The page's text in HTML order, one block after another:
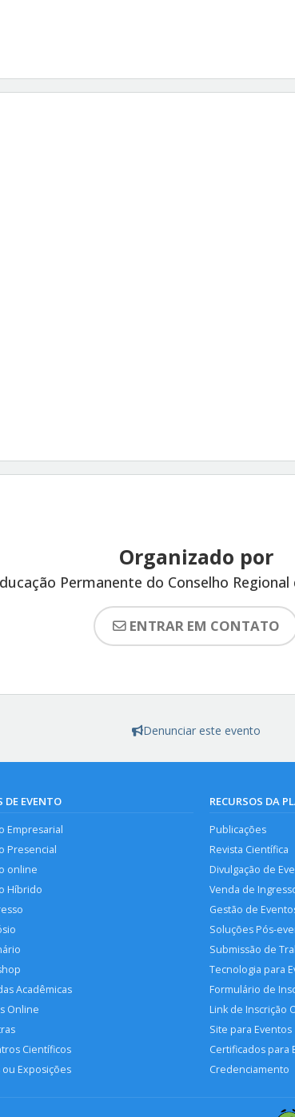
Organizado por
Permanente do Conselho
ENTRAR EM CONTATO
Denunciar este evento
DE EVENTO
Empresarial
Presencial
online
Híbrido
Acadêmicas
Online
Científicos
ou Exposições
RECURSOS DA
Publicações
Revista Científica
Divulgação de
Venda de
Gestão de
Soluções Pós-
Submissão de
Tecnologia para
Formulário de
Link de Inscrição
Site para Eventos
Certificados para
Credenciamento